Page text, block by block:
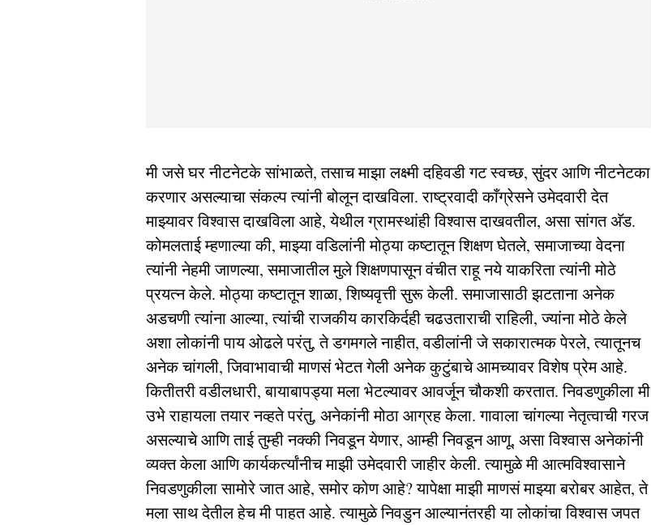
मी जसे घर नीटनेटके सांभाळते, तसाच माझा लक्ष्मी दहिवडी गट स्वच्छ, सुंदर आणि नीटनेटका
करणार असल्याचा संकल्प त्यांनी बोलून दाखविला. राष्ट्रवादी काँग्रेसने उमेदवारी देत
माझ्यावर विश्वास दाखविला आहे, येथील ग्रामस्थांही विश्वास दाखवतील, असा सांगत अ‍ॅड.
कोमलताई म्हणाल्या की, माझ्या वडिलांनी मोठ्या कष्टातून शिक्षण घेतले, समाजाच्या वेदना
त्यांनी नेहमी जाणल्या, समाजातील मुले शिक्षणपासून वंचीत राहू नये याकरिता त्यांनी मोठे
प्रयत्न केले. मोठ्या कष्टातून शाळा, शिष्यवृत्ती सुरू केली. समाजासाठी झटताना अनेक
अडचणी त्यांना आल्या, त्यांची राजकीय कारकिर्दही चढउताराची राहिली, ज्यांना मोठे केले
अशा लोकांनी पाय ओढले परंतु, ते डगमगले नाहीत, वडीलांनी जे सकारात्मक पेरले, त्यातूनच
अनेक चांगली, जिवाभावाची माणसं भेटत गेली अनेक कुटुंबाचे आमच्यावर विशेष प्रेम आहे.
कितीतरी वडीलधारी, बायाबापड्या मला भेटल्यावर आवर्जून चौकशी करतात. निवडणुकीला मी
उभे राहायला तयार नव्हते परंतु, अनेकांनी मोठा आग्रह केला. गावाला चांगल्या नेतृत्वाची गरज
असल्याचे आणि ताई तुम्ही नक्की निवडून येणार, आम्ही निवडून आणू, असा विश्वास अनेकांनी
व्यक्त केला आणि कार्यकर्त्यांनीच माझी उमेदवारी जाहीर केली. त्यामुळे मी आत्मविश्वासाने
निवडणुकीला सामोरे जात आहे, समोर कोण आहे? यापेक्षा माझी माणसं माझ्या बरोबर आहेत, ते
मला साथ देतील हेच मी पाहत आहे. त्यामुळे निवडुन आल्यानंतरही या लोकांचा विश्वास जपत